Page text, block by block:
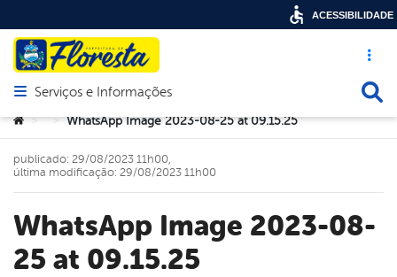
Acesso
Abrir menu principal de navegação
Serviços e Informações
Você está aqui:
> > WhatsApp Image 2023-08-25 at 09.15.25
WhatsApp Image 2023-08-
25 at 09.15.25
publicado: 29/08/2023 11h00,
última modificação: 29/08/2023 11h00
ACESSIBILIDADE